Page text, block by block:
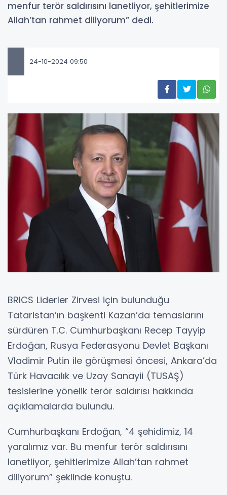
menfur terör saldırısını lanetliyor, şehitlerimize
Allah’tan rahmet diliyorum” dedi.
24-10-2024 09:50
BRICS Liderler Zirvesi için bulunduğu
Tataristan’ın başkenti Kazan’da temaslarını
sürdüren T.C. Cumhurbaşkanı Recep Tayyip
Erdoğan, Rusya Federasyonu Devlet Başkanı
Vladimir Putin ile görüşmesi öncesi, Ankara’da
Türk Havacılık ve Uzay Sanayii (TUSAŞ)
tesislerine yönelik terör saldırısı hakkında
açıklamalarda bulundu.
Cumhurbaşkanı Erdoğan, “4 şehidimiz, 14
yaralımız var. Bu menfur terör saldırısını
lanetliyor, şehitlerimize Allah’tan rahmet
diliyorum” şeklinde konuştu.